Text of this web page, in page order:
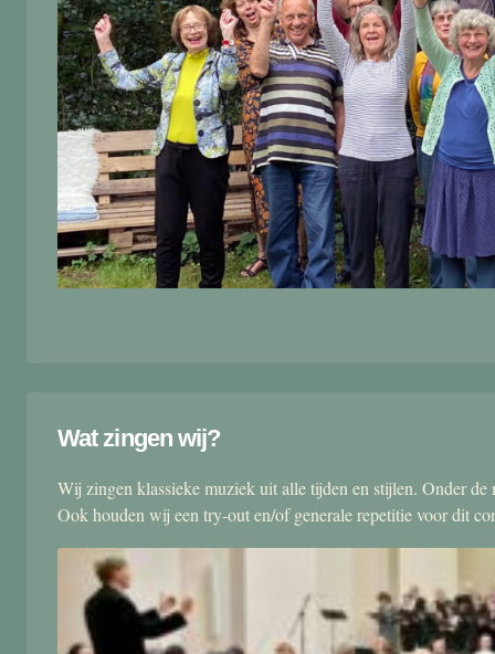
Wat zingen wij?
Wij zingen klassieke muziek uit alle tijden en stijlen. Onder
Ook houden wij een try-out en/of generale repetitie voor dit